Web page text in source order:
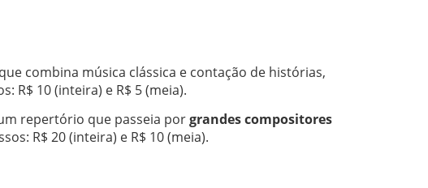
que combina música clássica e contação de histórias,
R$ 10 (inteira) e R$ 5 (meia).
repertório que passeia porgrandes compositores
R$ 20 (inteira) e R$ 10 (meia).